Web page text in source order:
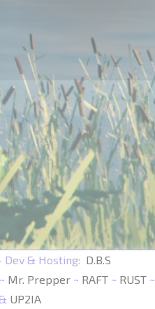
Dev & Hosting: D.B.S
Mr. Prepper~ RAFT~ RUST~
UP2IA